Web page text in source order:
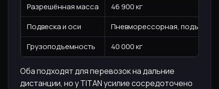
Разрешённая масса
46 900 кг
Подвеска и оси
Пневморессорная,
Грузоподъемность
40 000 кг
Оба подходят для перевозок на дальние
дистанции, но у TITAN усилие сосредоточено